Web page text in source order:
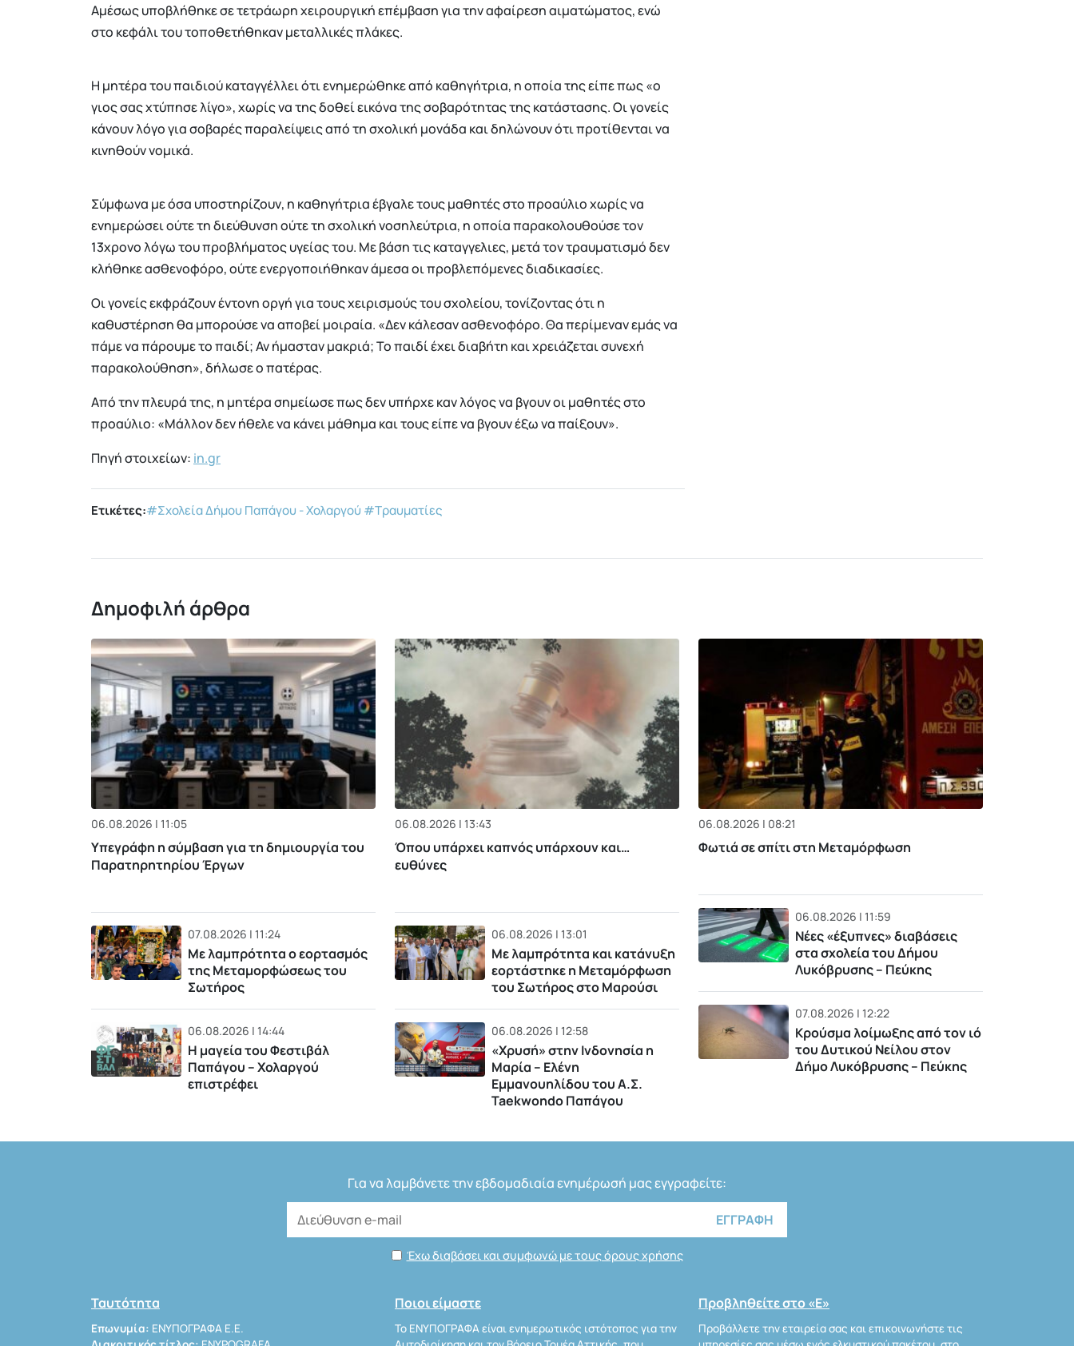
Αμέσως υποβλήθηκε σε τετράωρη χειρουργική επέμβαση για την αφαίρεση αιματώματος, ενώ
στο κεφάλι του τοποθετήθηκαν μεταλλικές πλάκες.
Η μητέρα του παιδιού καταγγέλλει ότι ενημερώθηκε από καθηγήτρια, η οποία της είπε πως «ο
γιος σας χτύπησε λίγο», χωρίς να της δοθεί εικόνα της σοβαρότητας της κατάστασης. Οι γονείς
κάνουν λόγο για σοβαρές παραλείψεις από τη σχολική μονάδα και δηλώνουν ότι προτίθενται να
κινηθούν νομικά.
Σύμφωνα με όσα υποστηρίζουν, η καθηγήτρια έβγαλε τους μαθητές στο προαύλιο χωρίς να
ενημερώσει ούτε τη διεύθυνση ούτε τη σχολική νοσηλεύτρια, η οποία παρακολουθούσε τον
13χρονο λόγω του προβλήματος υγείας του. Με βάση τις καταγγελιες, μετά τον τραυματισμό δεν
κλήθηκε ασθενοφόρο, ούτε ενεργοποιήθηκαν άμεσα οι προβλεπόμενες διαδικασίες.
Οι γονείς εκφράζουν έντονη οργή για τους χειρισμούς του σχολείου, τονίζοντας ότι η
καθυστέρηση θα μπορούσε να αποβεί μοιραία. «Δεν κάλεσαν ασθενοφόρο. Θα περίμεναν εμάς να
πάμε να πάρουμε το παιδί; Αν ήμασταν μακριά; Το παιδί έχει διαβήτη και χρειάζεται συνεχή
παρακολούθηση», δήλωσε ο πατέρας.
Από την πλευρά της, η μητέρα σημείωσε πως δεν υπήρχε καν λόγος να βγουν οι μαθητές στο
προαύλιο: «Μάλλον δεν ήθελε να κάνει μάθημα και τους είπε να βγουν έξω να παίξουν».
Πηγή στοιχείων: in.gr
Ετικέτες:#Σχολεία Δήμου Παπάγου - Χολαργού #Τραυματίες
Δημοφιλή άρθρα
06.08.2026 | 11:05
Υπεγράφη η σύμβαση για τη δημιουργία του
Παρατηρητηρίου Έργων
07.08.2026 | 11:24
Με λαμπρότητα ο εορτασμός
της Μεταμορφώσεως του
Σωτήρος
06.08.2026 | 14:44
Η μαγεία του Φεστιβάλ
Παπάγου – Χολαργού
επιστρέφει
06.08.2026 | 13:43
Όπου υπάρχει καπνός υπάρχουν και…
ευθύνες
06.08.2026 | 13:01
Με λαμπρότητα και κατάνυξη
εορτάστηκε η Μεταμόρφωση
του Σωτήρος στο Μαρούσι
06.08.2026 | 12:58
«Χρυσή» στην Ινδονησία η
Μαρία – Ελένη
Εμμανουηλίδου του Α.Σ.
Taekwondo Παπάγου
06.08.2026 | 08:21
Φωτιά σε σπίτι στη Μεταμόρφωση
06.08.2026 | 11:59
Νέες «έξυπνες» διαβάσεις
στα σχολεία του Δήμου
Λυκόβρυσης – Πεύκης
07.08.2026 | 12:22
Κρούσμα λοίμωξης από τον ιό
του Δυτικού Νείλου στον
Δήμο Λυκόβρυσης – Πεύκης
Για να λαμβάνετε την εβδομαδιαία ενημέρωσή μας εγγραφείτε:
Έχω διαβάσει και συμφωνώ με τους όρους χρήσης
Ταυτότητα
Επωνυμία: ΕΝΥΠΟΓΡΑΦΑ Ε.Ε.
Ποιοι είμαστε
Το ΕΝΥΠΟΓΡΑΦΑ είναι ενημερωτικός ιστότοπος για την
Προβληθείτε στο «Ε»
Προβάλλετε την εταιρεία σας και επικοινωνήστε τις